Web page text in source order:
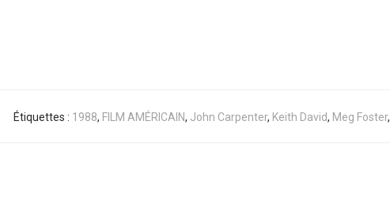
Étiquettes : 1988, FILM AMÉRICAIN, John Carpenter, Keith David, Meg Foster,